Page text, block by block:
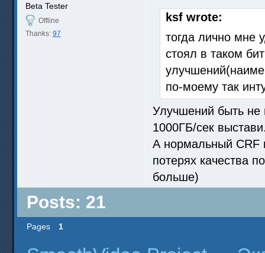
Beta Tester
Offline
Thanks: 97
ksf wrote:
тогда лично мне
стоял в таком
по-моему так
Улучшений быть не
1000ГБ/сек
А нормальный CRF
потерях качества
больше)
Posts: 21
Pages 1